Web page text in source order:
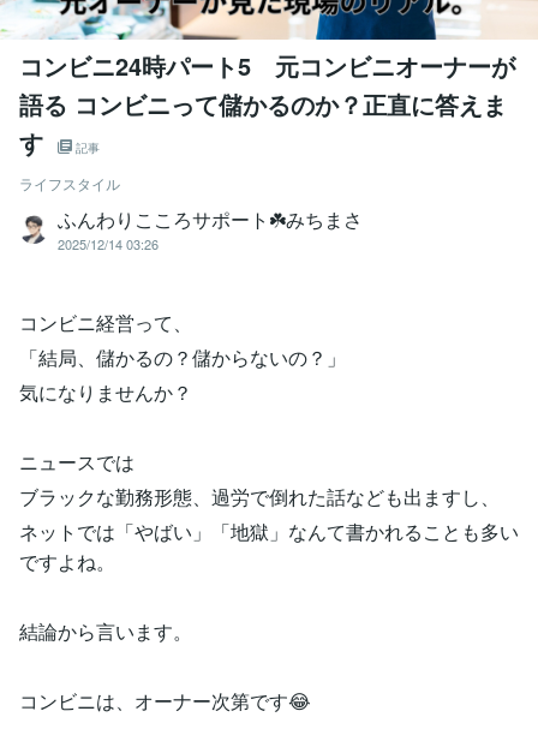
コンビニ24時パート5 元コンビニオーナーが
語る コンビニって儲かるのか？正直に答えま
す
記事
ライフスタイル
ふんわりこころサポート☘️みちまさ
2025/12/14 03:26
コンビニ経営って、
「結局、儲かるの？儲からないの？」
気になりませんか？
ニュースでは
ブラックな勤務形態、過労で倒れた話なども出ますし、
ネットでは「やばい」「地獄」なんて書かれることも多い
ですよね。
結論から言います。
コンビニは、オーナー次第です😂